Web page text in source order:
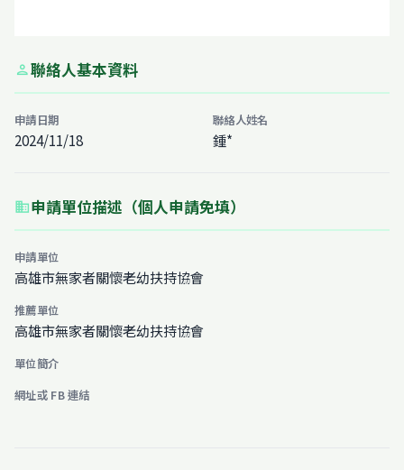
person聯絡人基本資料
申請日期
2024/11/18
聯絡人姓名
鍾*
business申請單位描述（個人申請免填）
申請單位
高雄市無家者關懷老幼扶持協會
推薦單位
高雄市無家者關懷老幼扶持協會
單位簡介
網址或 FB 連結